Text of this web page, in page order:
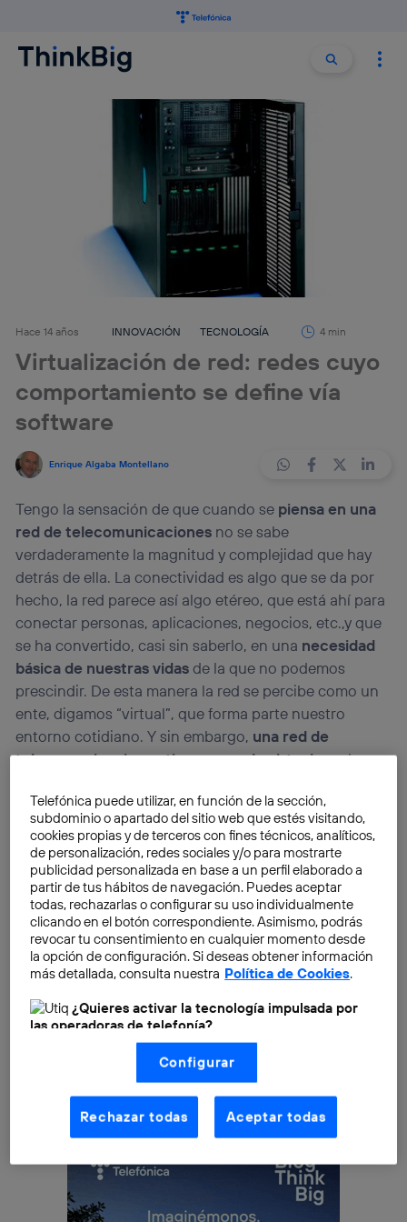
Buscar
Hace 14 años INNOVACIÓN TECNOLOGÍA 4 min
Virtualización de red: redes cuyo
comportamiento se define vía
software
Enrique Algaba Montellano
Tengo la sensación de que cuando se piensa en una
red de telecomunicaciones no se sabe
verdaderamente la magnitud y complejidad que hay
detrás de ella. La conectividad es algo que se da por
hecho, la red parece así algo etéreo, que está ahí para
conectar personas, aplicaciones, negocios, etc.,y que
se ha convertido, casi sin saberlo, en una necesidad
básica de nuestras vidasde la que no podemos
prescindir. De esta manera la red se percibe como un
ente, digamos “virtual”, que forma parte nuestro
entorno cotidiano. Y sin embargo, una red de
telecomunicaciones tiene poco de virtual, es algo
hardware.
Conceptos muy relacionados con la virtualización,
como son «la nube» o «el cloud», no resultan ya nada
ajenos en nuestro día a día. Y es que precisamente es
en el mundo de la computación dondela
virtualización se ha convertido ya en una realidad
de hecho, un entorno menos físico, dónde se ha
revés de lo que ocurre en el mundo de los
proveedores de servicios de telecomunicación donde
se trabaja con hardware especializado en la mayoría
Telefónica puede utilizar, en función de la sección,
subdominio o apartado del sitio web que estés visitando,
cookies propias y de terceros con fines técnicos, analíticos,
de personalización, redes sociales y/o para mostrarte
publicidad personalizada en base a un perfil elaborado a
partir de tus hábitos de navegación. Puedes aceptar
todas, rechazarlas o configurar su uso individualmente
clicando en el botón correspondiente. Asimismo, podrás
revocar tu consentimiento en cualquier momento desde
la opción de configuración. Si deseas obtener información
más detallada, consulta nuestra Política de Cookies.
¿Quieres activar la tecnología impulsada por
las operadoras de telefonía?
Nosotros, Telefónica S.A., utilizamos la tecnología Utiq para
realizar nuestras acciones de marketing digital o análisis
(como se describe en este aviso de consentimiento)
basadas en tu navegación en nuestra(s) web(s)
aquí (solo cuando utilizas una conexión a
internet habilitada , proporcionada por una de las
operadoras de telefonía participantes, y otorgas tu
La tecnología Utiq está diseñada con la privacidad como
prioridad ofreciéndote elección y control.
Configurar
Rechazar todas Aceptar todas